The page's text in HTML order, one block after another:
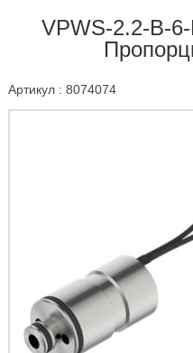
VPWS-2.2-B-
Артикул : 8074074